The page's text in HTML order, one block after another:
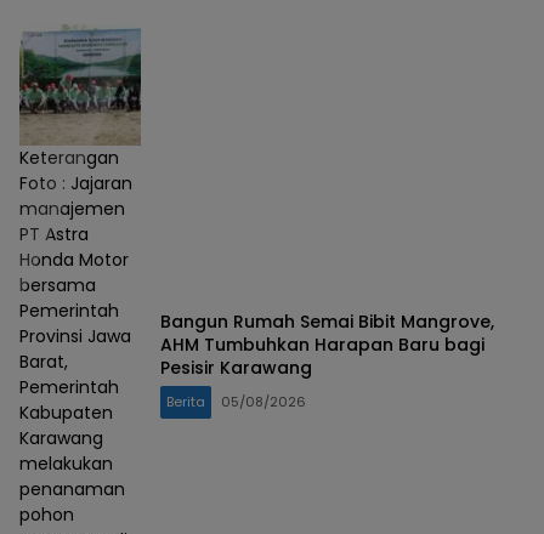
Keterangan
Foto : Jajaran
manajemen
PT Astra
Honda Motor
bersama
Pemerintah
Provinsi Jawa
Barat,
Pemerintah
Kabupaten
Karawang
melakukan
penanaman
pohon
Bangun Rumah Semai Bibit Mangrove,
AHM Tumbuhkan Harapan Baru bagi
Pesisir Karawang
Berita 05/08/2026